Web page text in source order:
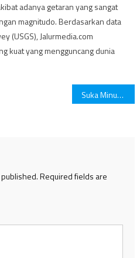
adanya getaran yang sangat
magnitudo. Berdasarkan data
(USGS), Jalurmedia.com
kuat yang mengguncang dunia
Suka Minum Kopi di Sore Hari? Ternyata Begini Efeknya
Required fields are